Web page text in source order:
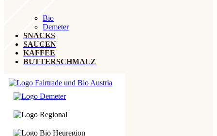
Bio
Demeter
SNACKS
SAUCEN
KAFFEE
BUTTERSCHMALZ